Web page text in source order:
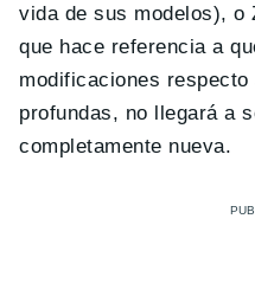
vida de sus modelos), o
que hace referencia a
modificaciones
profundas, no llegará a
completamente nueva.